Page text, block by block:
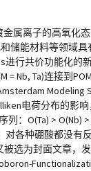
属离子的高氧化
储能材料等领域
行共价功能化
= Nb, Ta)连接到
Modeling
电荷分布的影
O(Ta) > O(Nb)
对各种硼酸都没
选为封面文章，